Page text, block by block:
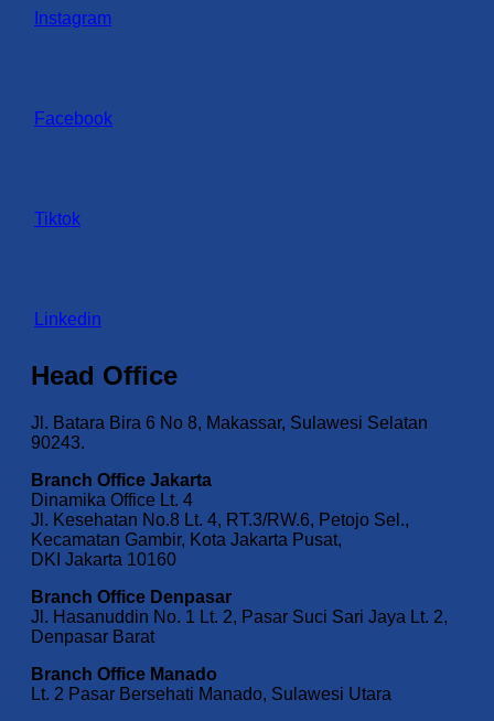
Instagram
Facebook
Tiktok
Linkedin
Head Office
Jl. Batara Bira 6 No 8, Makassar, Sulawesi Selatan
90243.
Branch Office Jakarta
Dinamika Office Lt. 4
Jl. Kesehatan No.8 Lt. 4, RT.3/RW.6, Petojo Sel.,
Kecamatan Gambir, Kota Jakarta Pusat,
DKI Jakarta 10160
Branch Office Denpasar
Jl. Hasanuddin No. 1 Lt. 2, Pasar Suci Sari Jaya Lt. 2,
Denpasar Barat
Branch Office Manado
Lt. 2 Pasar Bersehati Manado, Sulawesi Utara